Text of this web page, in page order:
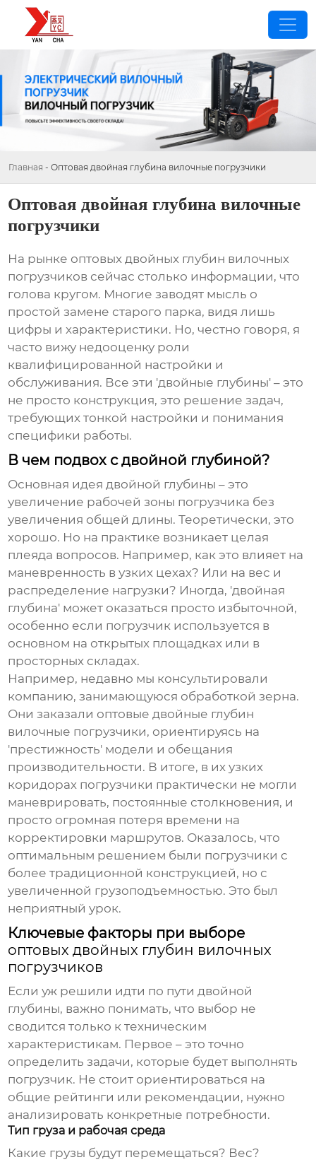
Главная - Оптовая двойная глубина вилочные погрузчики
Оптовая двойная глубина вилочные
погрузчики
На рынке оптовых двойных глубин вилочных
погрузчиков сейчас столько информации, что
голова кругом. Многие заводят мысль о
простой замене старого парка, видя лишь
цифры и характеристики. Но, честно говоря, я
часто вижу недооценку роли
квалифицированной настройки и
обслуживания. Все эти 'двойные глубины' – это
не просто конструкция, это решение задач,
требующих тонкой настройки и понимания
специфики работы.
В чем подвох с двойной глубиной?
Основная идея двойной глубины – это
увеличение рабочей зоны погрузчика без
увеличения общей длины. Теоретически, это
хорошо. Но на практике возникает целая
плеяда вопросов. Например, как это влияет на
маневренность в узких цехах? Или на вес и
распределение нагрузки? Иногда, 'двойная
глубина' может оказаться просто избыточной,
особенно если погрузчик используется в
основном на открытых площадках или в
просторных складах.
Например, недавно мы консультировали
компанию, занимающуюся обработкой зерна.
Они заказали оптовые двойные глубин
вилочные погрузчики, ориентируясь на
'престижность' модели и обещания
производительности. В итоге, в их узких
коридорах погрузчики практически не могли
маневрировать, постоянные столкновения, и
просто огромная потеря времени на
корректировки маршрутов. Оказалось, что
оптимальным решением были погрузчики с
более традиционной конструкцией, но с
увеличенной грузоподъемностью. Это был
неприятный урок.
Ключевые факторы при выборе
оптовых двойных глубин вилочных
погрузчиков
Если уж решили идти по пути двойной
глубины, важно понимать, что выбор не
сводится только к техническим
характеристикам. Первое – это точно
определить задачи, которые будет выполнять
погрузчик. Не стоит ориентироваться на
общие рейтинги или рекомендации, нужно
анализировать конкретные потребности.
Тип груза и рабочая среда
Какие грузы будут перемещаться? Вес?